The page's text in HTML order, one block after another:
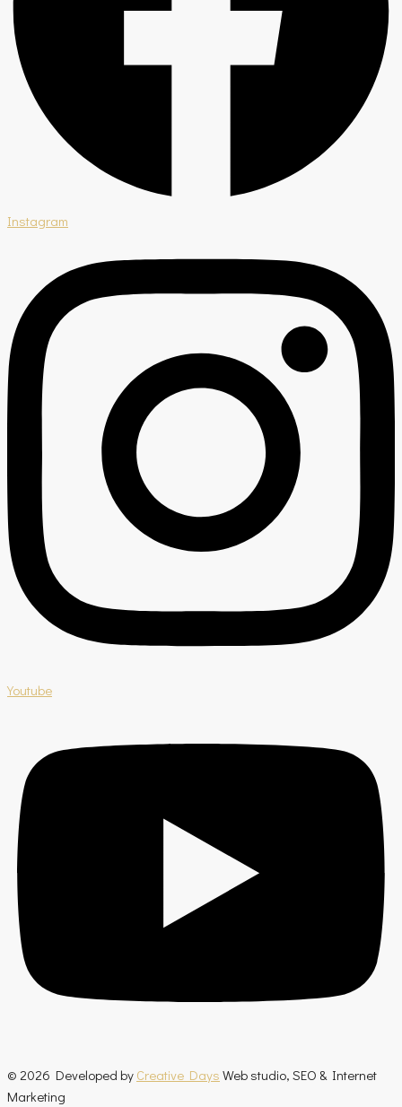
Instagram
Youtube
© 2026 Developed by Creative Days Web studio, SEO & Internet
Marketing